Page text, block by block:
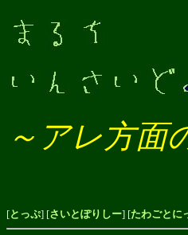
～アレ方面
[とっぷ] [さいとぽりしー] [たわごとに